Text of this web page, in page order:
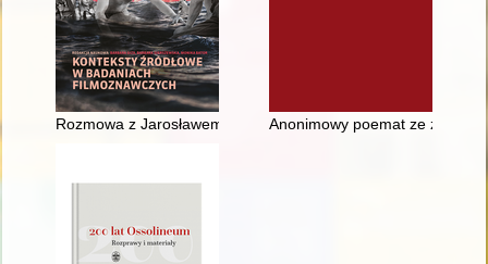
Rozmowa z Jarosławem Czembrowskim (Dyrektorem
Anonimowy poemat ze